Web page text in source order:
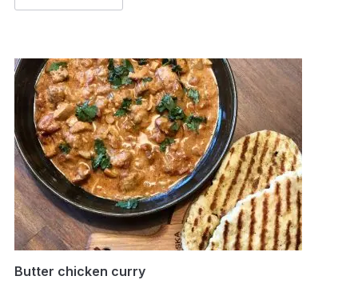
Butter chicken curry